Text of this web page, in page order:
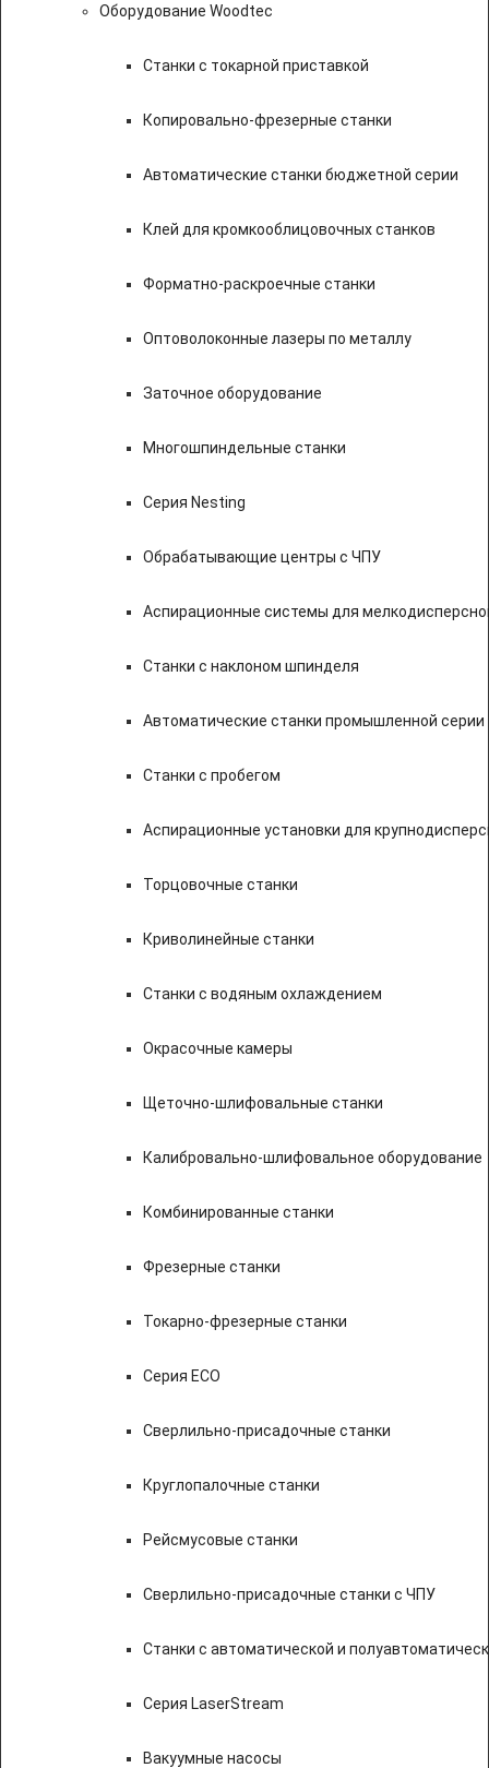
Оборудование Woodtec
Станки с токарной приставкой
Копировально-фрезерные станки
Автоматические станки бюджетной серии
Клей для кромкооблицовочных станков
Форматно-раскроечные станки
Оптоволоконные лазеры по металлу
Заточное оборудование
Многошпиндельные станки
Серия Nesting
Обрабатывающие центры с ЧПУ
Аспирационные системы для
Станки с наклоном шпинделя
Автоматические станки промышленной серии
Станки с пробегом
Аспирационные установки для
Торцовочные станки
Криволинейные станки
Станки с водяным охлаждением
Окрасочные камеры
Щеточно-шлифовальные станки
Калибровально-шлифовальное оборудование
Комбинированные станки
Фрезерные станки
Токарно-фрезерные станки
Серия ECO
Сверлильно-присадочные станки
Круглопалочные станки
Рейсмусовые станки
Сверлильно-присадочные станки с ЧПУ
Станки с автоматической и
Серия LaserStream
Вакуумные насосы